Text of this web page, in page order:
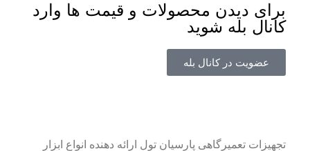
برای دیدن محصولات و قیمت ها وارد
کانال بله شوید
عضویت در کانال بله
تجهیزات تعمیرگاهی پارسیان تول ارائه دهنده انواع ابزار